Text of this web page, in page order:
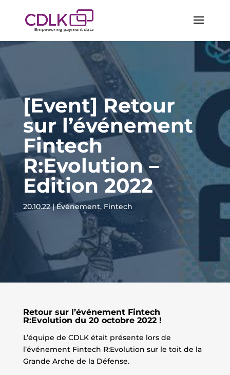
[Event] Retour
sur l’événement
Fintech
R:Evolution –
Edition 2022
20.10.22|Événement, Fintech
Retour sur l’événement Fintech
R:Evolution du 20 octobre 2022 !
L’équipe de CDLK était présente lors de
l’événement Fintech R:Evolution sur le toit de la
Grande Arche de la Défense.